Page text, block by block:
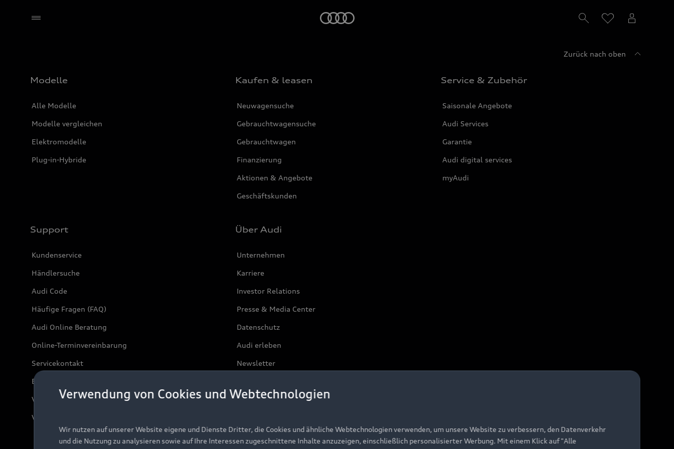
Zurück nach oben
Modelle
Alle Modelle
Modelle vergleichen
Elektromodelle
Plug-in-Hybride
Kaufen & leasen
Neuwagensuche
Gebrauchtwagensuche
Gebrauchtwagen
Finanzierung
Aktionen & Angebote
Geschäftskunden
Service & Zubehör
Saisonale Angebote
Audi Services
Garantie
Audi digital services
myAudi
Support
Kundenservice
Händlersuche
Audi Code
Häufige Fragen (FAQ)
Audi Online Beratung
Online-Terminvereinbarung
Servicekontakt
Bordbuch & Bedienungsanleitungen
Verträge kündigen
Vertrag widerrufen
Über Audi
Unternehmen
Karriere
Investor Relations
Presse & Media Center
Datenschutz
Audi erleben
Newsletter
Verwendung von Cookies und Webtechnologien
Wir nutzen auf unserer Website eigene und Dienste Dritter, die Cookies und ähnliche Webtechnologien verwenden, um unsere Website zu verbessern, den Datenverkehr
und die Nutzung zu analysieren sowie auf Ihre Interessen zugeschnittene Inhalte anzuzeigen, einschließlich personalisierter Werbung. Mit einem Klick auf "Alle